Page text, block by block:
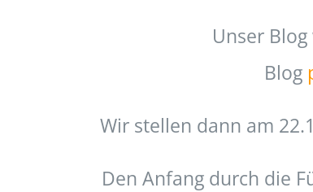
Unser
Blog
Wir stellen dann am
Den Anfang durch die